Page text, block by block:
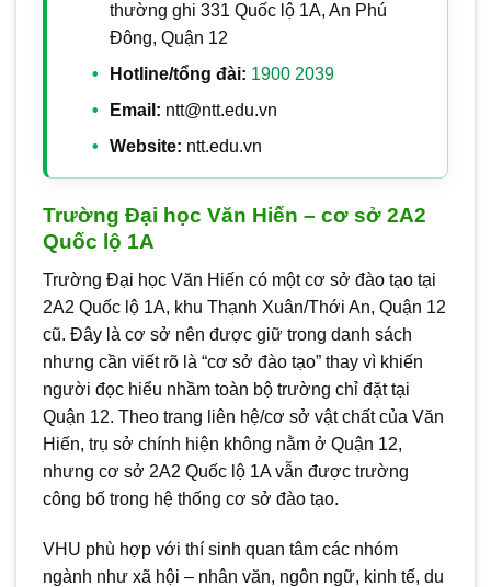
thường ghi 331 Quốc lộ 1A, An Phú
Đông, Quận 12
Hotline/tổng đài: 1900 2039
Email: ntt@ntt.edu.vn
Website: ntt.edu.vn
Trường Đại học Văn Hiến – cơ sở 2A2
Quốc lộ 1A
Trường Đại học Văn Hiến có một cơ sở đào tạo tại
2A2 Quốc lộ 1A, khu Thạnh Xuân/Thới An, Quận 12
cũ. Đây là cơ sở nên được giữ trong danh sách
nhưng cần viết rõ là “cơ sở đào tạo” thay vì khiến
người đọc hiểu nhầm toàn bộ trường chỉ đặt tại
Quận 12. Theo trang liên hệ/cơ sở vật chất của Văn
Hiến, trụ sở chính hiện không nằm ở Quận 12,
nhưng cơ sở 2A2 Quốc lộ 1A vẫn được trường
công bố trong hệ thống cơ sở đào tạo.
VHU phù hợp với thí sinh quan tâm các nhóm
ngành như xã hội – nhân văn, ngôn ngữ, kinh tế, du